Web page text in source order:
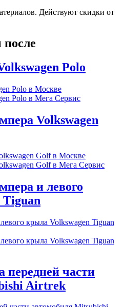
Действуют скидки от
Polo
Volkswagen
и левого
Tiguan
передней части
Airtrek